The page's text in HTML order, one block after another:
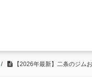
/ 【2026年最新】二条のジム